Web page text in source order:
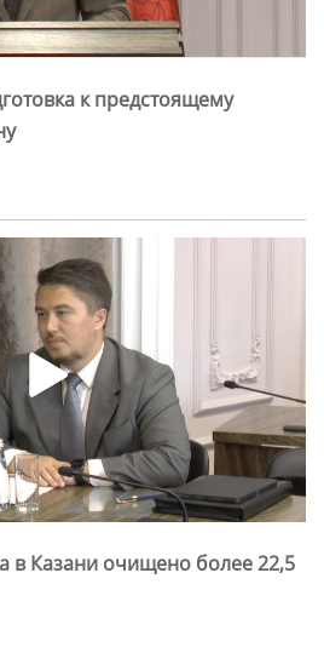
к предстоящему
в Казани очищено более 22,5